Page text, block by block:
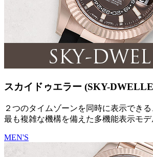
スカイドゥエラー (SKY-
２つのタイムゾーンを同時に表示でき
最も複雑な機構を備えた多機能表示モデ
MEN'S